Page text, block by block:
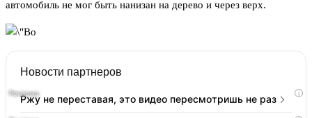
автомобиль не мог быть нанизан на дерево и через верх.
Новости партнеров
i
Ржу не переставая, это видео пересмотришь не раз